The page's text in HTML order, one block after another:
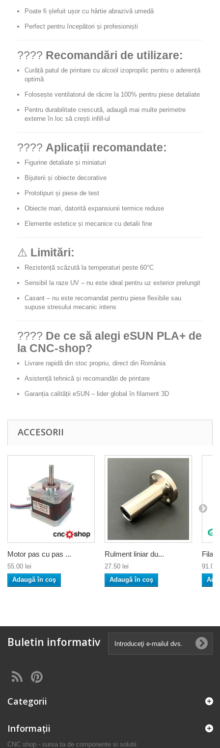
Poate fi șlefuit ușor cu hârtie abrazivă umedă
Perfect pentru începători și profesioniști
???? Recomandări de utilizare:
Curăță patul de printare cu alcool izopropilic pentru o aderență
optimă
Folosește ventilatorul de răcire la 100% pentru piese detaliate
Pentru durabilitate crescută, adaugă mai multe perimetre
externe în loc să crești infill-ul
???? Aplicații recomandate:
Figurine detaliate și miniaturi
Bijuterii și obiecte decorative
Prototipuri și piese de test
Obiecte mari, datorită expansiunii termice reduse
Elemente estetice și mecanice cu detalii fine
⚠️ Limitări:
Rezistență scăzută la temperaturi peste 60°C
Sensibil la raze UV – nu este ideal pentru uz exterior prelungit
Casant – nu este recomandat pentru piese flexibile sau
supuse stresului mecanic intens
???? De ce să alegi eSUN PLA+ de
la CNC-shop?
Livrare rapidă din stoc propriu, direct din România
Asistență tehnică și recomandări de printare
Garanția calității eSUN – lider global în filament 3D
ACCESORII
Motor pas cu pas ...
55.00 lei
Adaugă în coş
Rulment liniar du...
27.50 lei
Adaugă în coş
91.00
Buletin informativ
Categorii
Informaţii
CNC shop - sursa ta de componente si solutii